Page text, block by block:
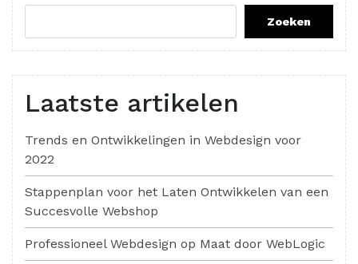
Zoeken
Laatste artikelen
Trends en Ontwikkelingen in Webdesign voor
2022
Stappenplan voor het Laten Ontwikkelen van een
Succesvolle Webshop
Professioneel Webdesign op Maat door WebLogic